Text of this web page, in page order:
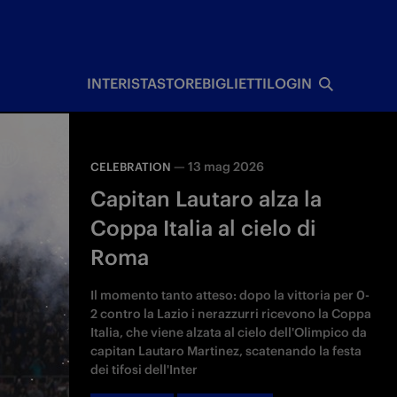
INTERISTASTOREBIGLIETTILOGIN
CELEBRATION —13 mag 2026
Capitan Lautaro alza la
Coppa Italia al cielo di
Roma
Il momento tanto atteso: dopo la vittoria per 0-
2 contro la Lazio i nerazzurri ricevono la Coppa
Italia, che viene alzata al cielo dell'Olimpico da
capitan Lautaro Martinez, scatenando la festa
dei tifosi dell'Inter